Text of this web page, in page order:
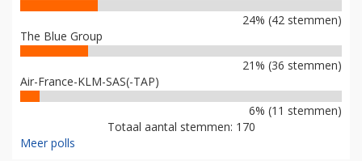
24% (42 stemmen)
The Blue Group
21% (36 stemmen)
Air-France-KLM-SAS(-TAP)
6% (11 stemmen)
Totaal aantal stemmen: 170
Meer polls